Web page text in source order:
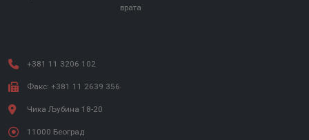
врата
+381 11 3206 102
Факс: +381 11 2639 356
Чика Љубина 18-20
11000 Београд